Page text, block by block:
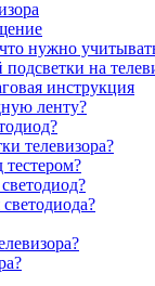
нужно
на
инструкция
ленту?
телевизора?